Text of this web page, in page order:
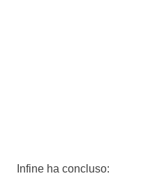
Infine ha concluso: